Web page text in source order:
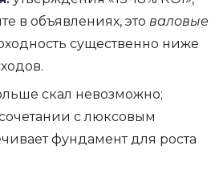
в объявлениях, этоваловые
существенно ниже
скал невозможно;
с люксовым
фундамент для роста